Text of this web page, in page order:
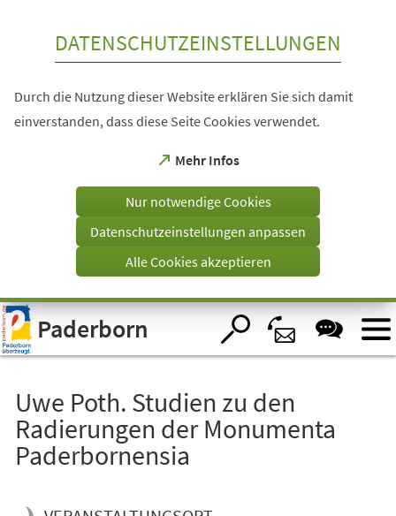
Visuelle
Assistenzsoftware
öffnen.
DATENSCHUTZEINSTELLUNGEN
Durch die Nutzung dieser Website erklären Sie sich damit
einverstanden, dass diese Seite Cookies verwendet.
Mehr Infos
(Öffnet
einem
Tab)
Nur notwendige Cookies
Datenschutzeinstellungen anpassen
Alle Cookies akzeptieren
Paderborn
Uwe Poth. Studien zu den
Radierungen der Monumenta
Paderbornensia